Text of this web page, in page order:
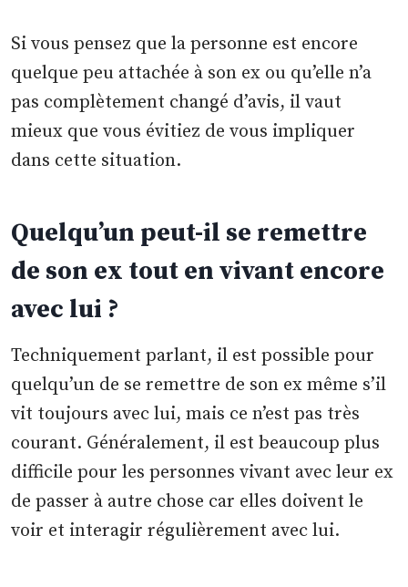
Si vous pensez que la personne est encore
quelque peu attachée à son ex ou qu’elle n’a
pas complètement changé d’avis, il vaut
mieux que vous évitiez de vous impliquer
dans cette situation.
Quelqu’un peut-il se remettre
de son ex tout en vivant encore
avec lui ?
Techniquement parlant, il est possible pour
quelqu’un de se remettre de son ex même s’il
vit toujours avec lui, mais ce n’est pas très
courant. Généralement, il est beaucoup plus
difficile pour les personnes vivant avec leur ex
de passer à autre chose car elles doivent le
voir et interagir régulièrement avec lui.